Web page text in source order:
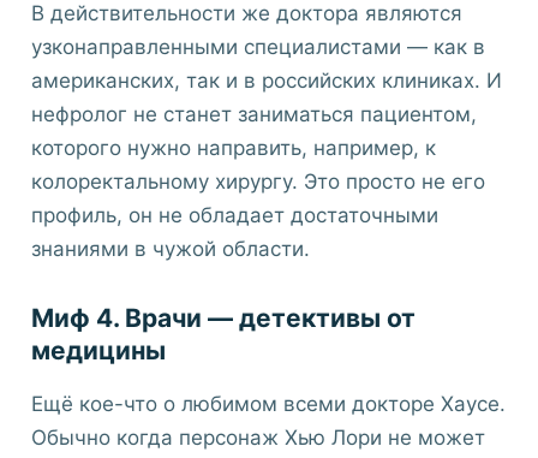
В действительности же доктора являются
узконаправленными специалистами — как в
американских, так и в российских клиниках. И
нефролог не станет заниматься пациентом,
которого нужно направить, например, к
колоректальному хирургу. Это просто не его
профиль, он не обладает достаточными
знаниями в чужой области.
Миф 4. Врачи — детективы от
медицины
Ещё кое-что о любимом всеми докторе Хаусе.
Обычно когда персонаж Хью Лори не может